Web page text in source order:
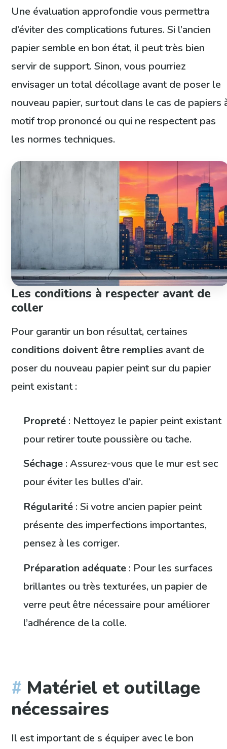
Une évaluation approfondie vous permettra
d’éviter des complications futures. Si l’ancien
papier semble en bon état, il peut très bien
servir de support. Sinon, vous pourriez
envisager un total décollage avant de poser le
nouveau papier, surtout dans le cas de papiers
motif trop prononcé ou qui ne respectent pas
les normes techniques.
Les conditions à respecter avant de
coller
Pour garantir un bon résultat, certaines
conditions doivent être remplies avant de
poser du nouveau papier peint sur du papier
peint existant :
Propreté : Nettoyez le papier peint existant
pour retirer toute poussière ou tache.
Séchage : Assurez-vous que le mur est sec
pour éviter les bulles d’air.
Régularité : Si votre ancien papier peint
présente des imperfections importantes,
pensez à les corriger.
Préparation adéquate : Pour les surfaces
brillantes ou très texturées, un papier de
verre peut être nécessaire pour améliorer
l’adhérence de la colle.
Matériel et outillage
nécessaires
Il est important de s équiper avec le bon